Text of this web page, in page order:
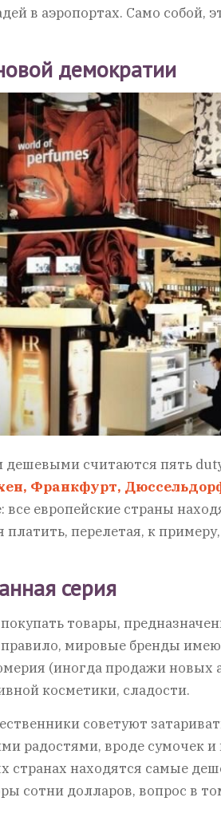
в аэропортах. Само собой,
демократии
считаются пять
Франкфурт,
европейские страны
платить, перелетая, к
серия
товары,
правило, мировые бренды
(иногда продажи новых
косметики, сладости.
советуют
радостями, вроде сумочек
странах находятся самые
сотни долларов, вопрос в